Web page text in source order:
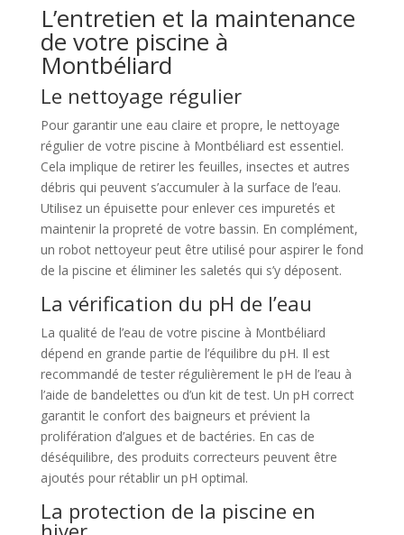
L’entretien et la maintenance
de votre piscine à
Montbéliard
Le nettoyage régulier
Pour garantir une eau claire et propre, le nettoyage
régulier de votre piscine à Montbéliard est essentiel.
Cela implique de retirer les feuilles, insectes et autres
débris qui peuvent s’accumuler à la surface de l’eau.
Utilisez un épuisette pour enlever ces impuretés et
maintenir la propreté de votre bassin. En complément,
un robot nettoyeur peut être utilisé pour aspirer le fond
de la piscine et éliminer les saletés qui s’y déposent.
La vérification du pH de l’eau
La qualité de l’eau de votre piscine à Montbéliard
dépend en grande partie de l’équilibre du pH. Il est
recommandé de tester régulièrement le pH de l’eau à
l’aide de bandelettes ou d’un kit de test. Un pH correct
garantit le confort des baigneurs et prévient la
prolifération d’algues et de bactéries. En cas de
déséquilibre, des produits correcteurs peuvent être
ajoutés pour rétablir un pH optimal.
La protection de la piscine en